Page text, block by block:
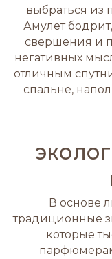
выбраться из
Амулет
свершения и
негативных
отличным
спальне,
В основе
традиционные
которые